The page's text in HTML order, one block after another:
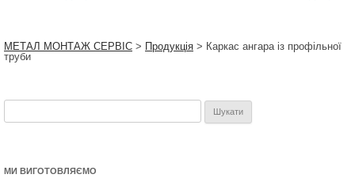
МЕТАЛ МОНТАЖ СЕРВІС > Продукція > Каркас ангара із профільної
труби
МИ ВИГОТОВЛЯЄМО